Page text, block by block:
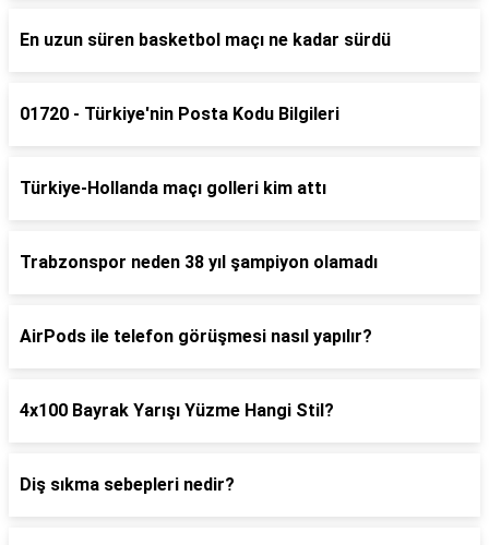
En uzun süren basketbol maçı ne kadar sürdü
01720 - Türkiye'nin Posta Kodu Bilgileri
Türkiye-Hollanda maçı golleri kim attı
Trabzonspor neden 38 yıl şampiyon olamadı
AirPods ile telefon görüşmesi nasıl yapılır?
4x100 Bayrak Yarışı Yüzme Hangi Stil?
Diş sıkma sebepleri nedir?